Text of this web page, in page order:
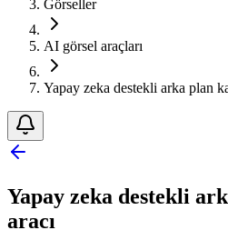
Görseller
AI görsel araçları
Yapay zeka destekli arka plan
Yapay zeka destekli
aracı